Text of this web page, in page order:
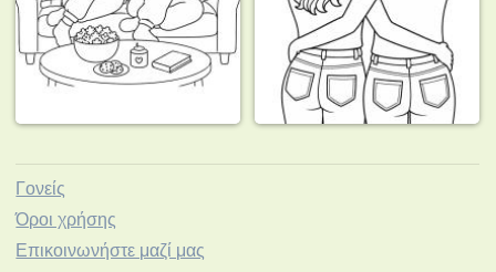
Γονείς
Όροι χρήσης
Επικοινωνήστε μαζί μας